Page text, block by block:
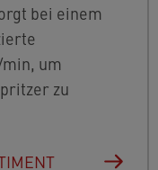
bei einem
min, um
zu